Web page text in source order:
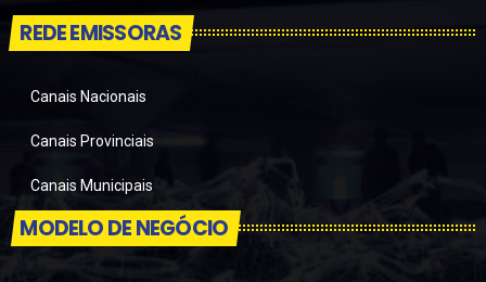
REDE EMISSORAS
Canais Nacionais
Canais Provinciais
Canais Municipais
MODELO DE NEGÓCIO